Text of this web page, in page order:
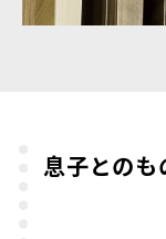
息子とのも